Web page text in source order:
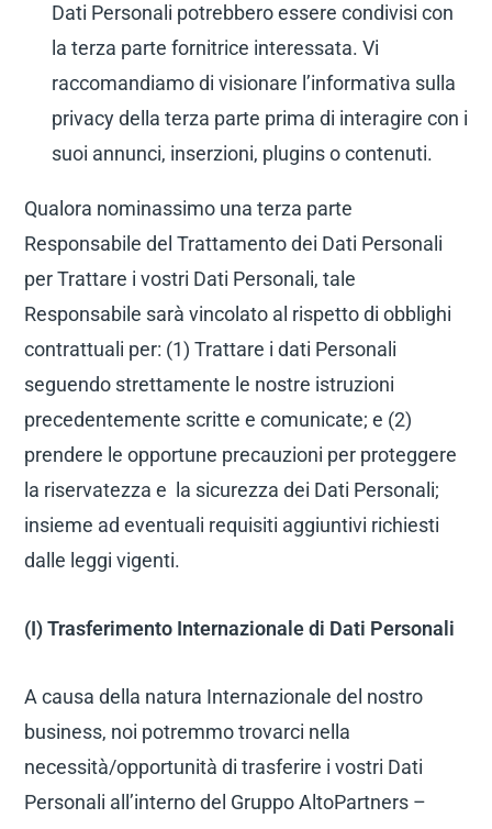
Dati Personali potrebbero essere condivisi con
la terza parte fornitrice interessata. Vi
raccomandiamo di visionare l’informativa sulla
privacy della terza parte prima di interagire con i
suoi annunci, inserzioni, plugins o contenuti.
Qualora nominassimo una terza parte
Responsabile del Trattamento dei Dati Personali
per Trattare i vostri Dati Personali, tale
Responsabile sarà vincolato al rispetto di obblighi
contrattuali per: (1) Trattare i dati Personali
seguendo strettamente le nostre istruzioni
precedentemente scritte e comunicate; e (2)
prendere le opportune precauzioni per proteggere
la riservatezza e la sicurezza dei Dati Personali;
insieme ad eventuali requisiti aggiuntivi richiesti
dalle leggi vigenti.
(I) Trasferimento Internazionale di Dati Personali
A causa della natura Internazionale del nostro
business, noi potremmo trovarci nella
necessità/opportunità di trasferire i vostri Dati
Personali all’interno del Gruppo AltoPartners –